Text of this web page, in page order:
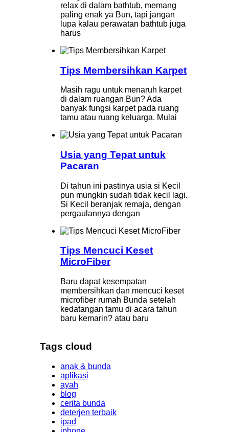
relax di dalam bathtub, memang
paling enak ya Bun, tapi jangan
lupa kalau perawatan bathtub juga
harus
Tips Membersihkan Karpet
Masih ragu untuk menaruh karpet
di dalam ruangan Bun? Ada
banyak fungsi karpet pada ruang
tamu atau ruang keluarga. Mulai
Usia yang Tepat untuk
Pacaran
Di tahun ini pastinya usia si Kecil
pun mungkin sudah tidak kecil lagi.
Si Kecil beranjak remaja, dengan
pergaulannya dengan
Tips Mencuci Keset
MicroFiber
Baru dapat kesempatan
membersihkan dan mencuci keset
microfiber rumah Bunda setelah
kedatangan tamu di acara tahun
baru kemarin? atau baru
Tags cloud
anak & bunda
aplikasi
ayah
blog
cerita bunda
deterjen terbaik
ipad